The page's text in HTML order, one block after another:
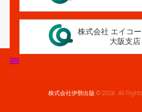
株式会社 エイコ
大阪支店
株式会社伊勢出版 © 2026. All Rights